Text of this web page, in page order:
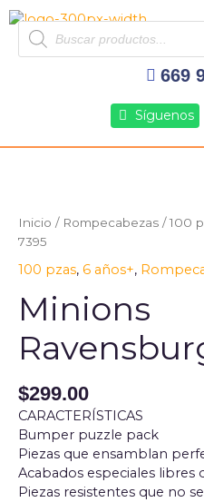
al
contenido
Products
search
669
Síguenos
Inicio / Rompecabezas /100
7395
100 pzas, 6 años+,
Minions
$299.00
CARACTERÍSTICAS
Bumper puzzle pack
Piezas que ensamblan
Acabados especiales libres
Piezas resistentes que no